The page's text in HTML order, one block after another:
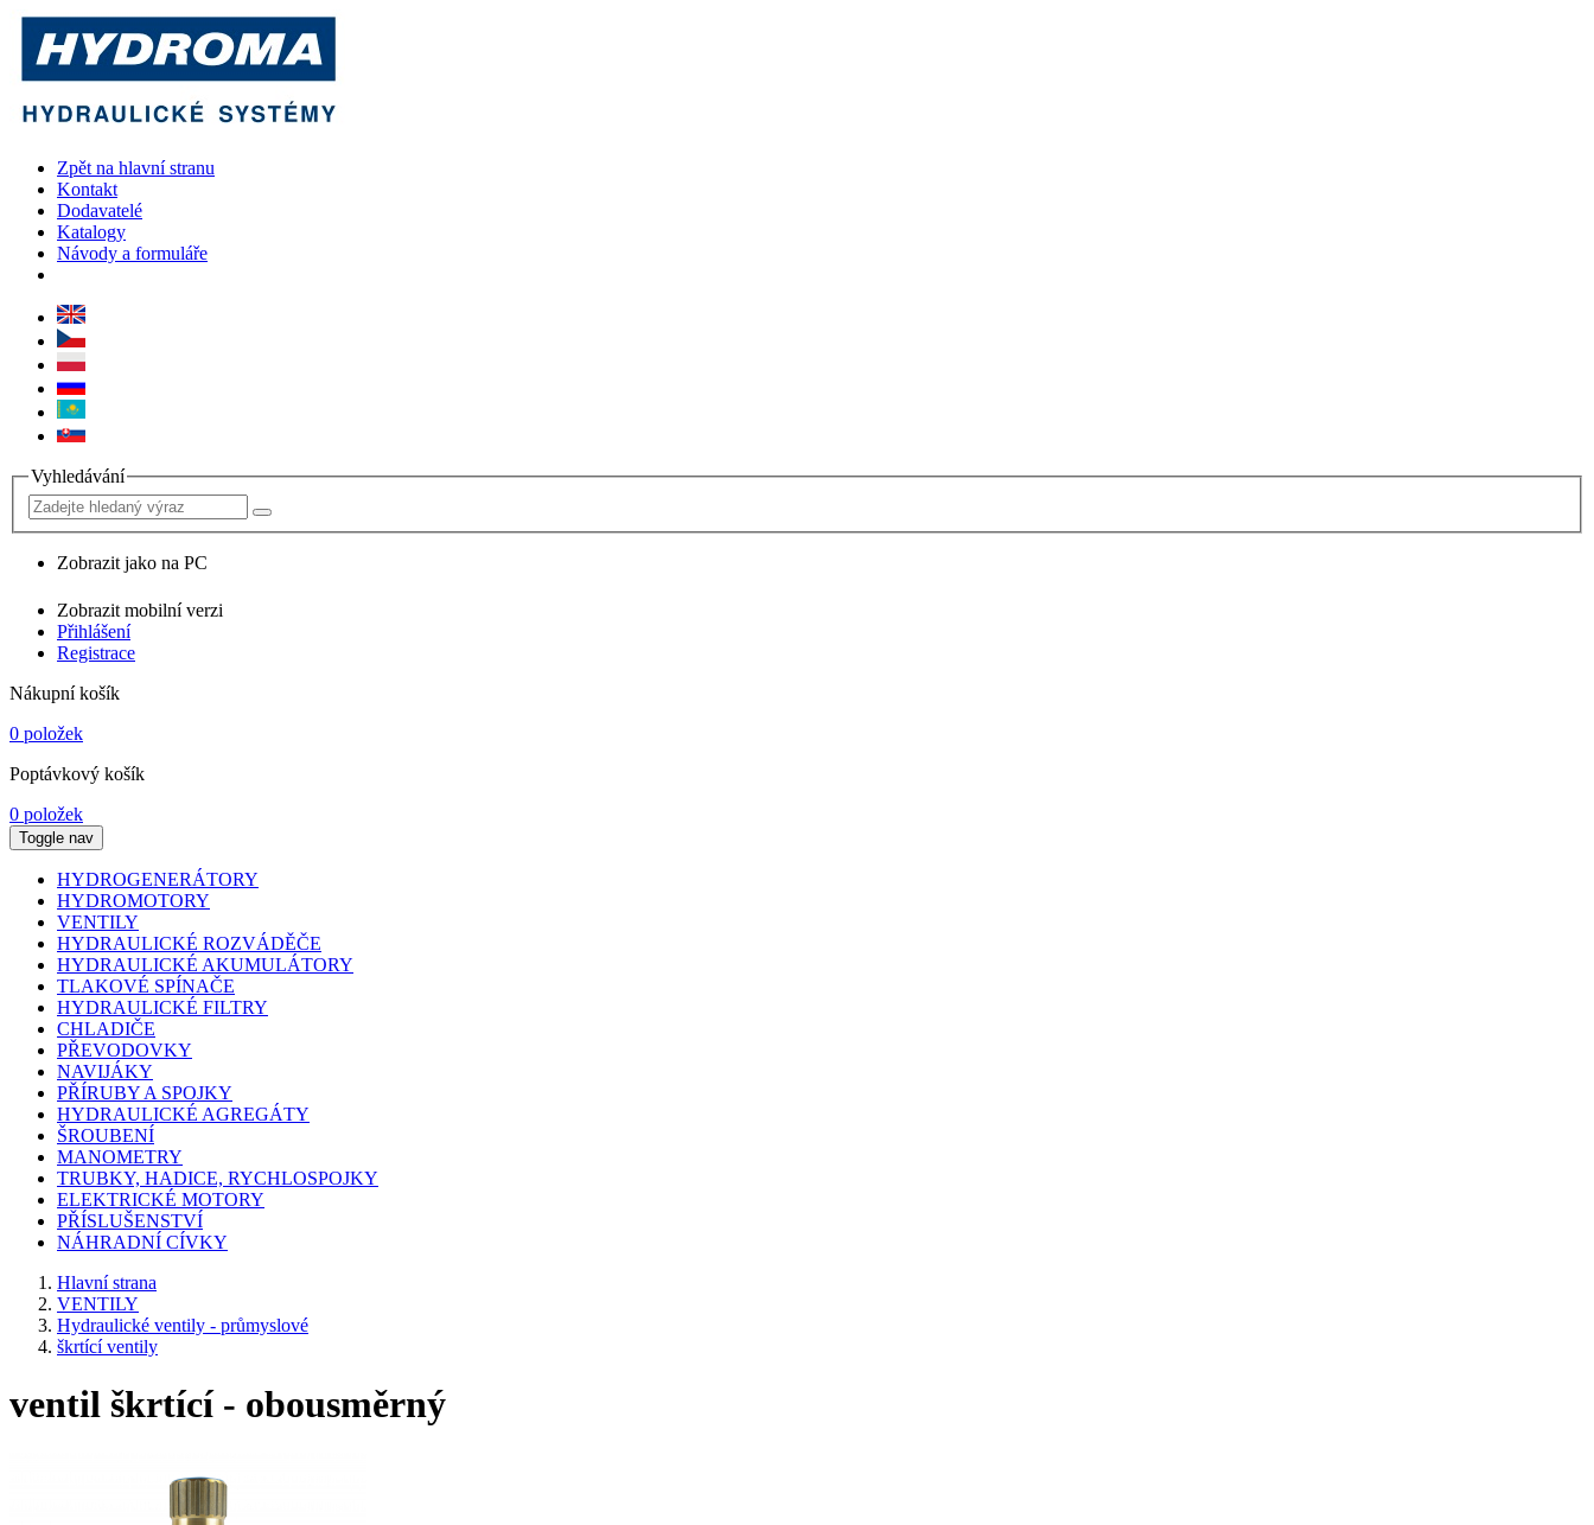
Zpět na hlavní stranu
Kontakt
Dodavatelé
Katalogy
Návody a formuláře
Vyhledávání
Zobrazit jako na PC
Zobrazit mobilní verzi
Přihlášení
Registrace
Nákupní košík
0 položek
Poptávkový košík
0 položek
Toggle nav
HYDROGENERÁTORY
HYDROMOTORY
VENTILY
HYDRAULICKÉ ROZVÁDĚČE
HYDRAULICKÉ AKUMULÁTORY
TLAKOVÉ SPÍNAČE
HYDRAULICKÉ FILTRY
CHLADIČE
PŘEVODOVKY
NAVIJÁKY
PŘÍRUBY A SPOJKY
HYDRAULICKÉ AGREGÁTY
ŠROUBENÍ
MANOMETRY
TRUBKY, HADICE, RYCHLOSPOJKY
ELEKTRICKÉ MOTORY
PŘÍSLUŠENSTVÍ
NÁHRADNÍ CÍVKY
Hlavní strana
VENTILY
Hydraulické ventily - průmyslové
škrtící ventily
ventil škrtící - obousměrný